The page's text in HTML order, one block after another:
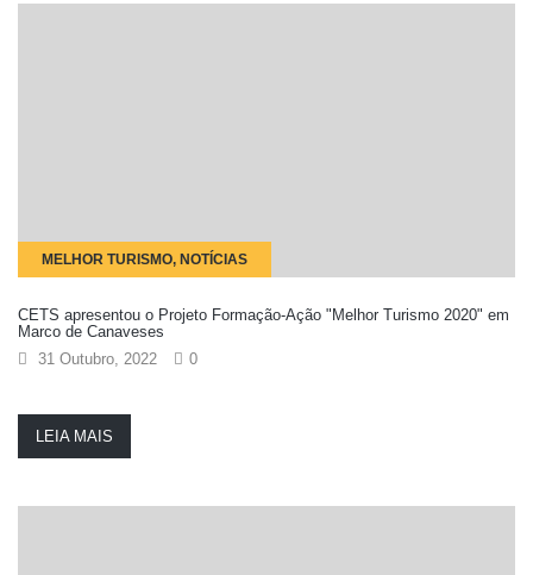
MELHOR TURISMO, NOTÍCIAS
CETS apresentou o Projeto Formação-Ação "Melhor Turismo 2020" em
Marco de Canaveses
31 Outubro, 2022
0
LEIA MAIS